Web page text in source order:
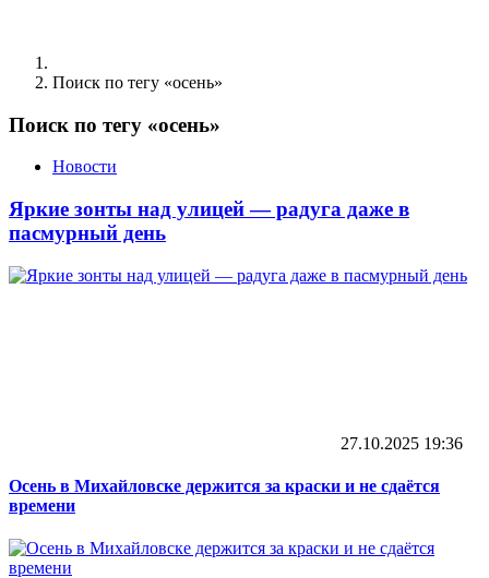
Поиск по тегу «осень»
Поиск по тегу «осень»
Новости
Яркие зонты над улицей — радуга даже в
пасмурный день
27.10.2025 19:36
Осень в Михайловске держится за краски и не сдаётся
времени